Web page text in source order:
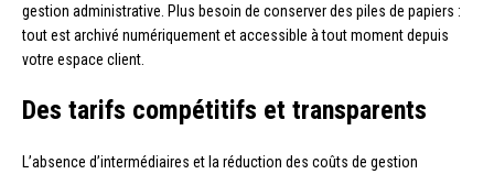
gestion administrative. Plus besoin de conserver des piles de papiers :
tout est archivé numériquement et accessible à tout moment depuis
votre espace client.
Des tarifs compétitifs et transparents
L’absence d’intermédiaires et la réduction des coûts de gestion